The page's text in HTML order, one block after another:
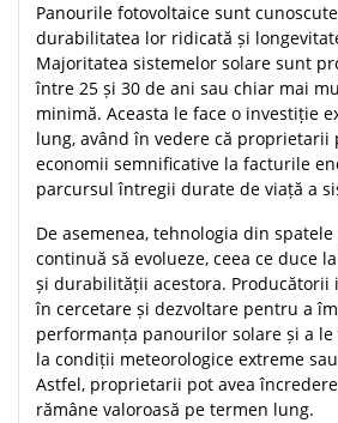
Panourile fotovoltaice sunt
durabilitatea lor ridicată și
Majoritatea sistemelor solare sunt
între 25 și 30 de ani sau chiar mai
minimă. Aceasta le face o investiție
lung, având în vedere că proprietarii
economii semnificative la facturile
parcursul întregii durate de viață a
De asemenea, tehnologia din
continuă să evolueze, ceea ce duce
și durabilității acestora. Producătorii
în cercetare și dezvoltare pentru a
performanța panourilor solare și a
la condiții meteorologice extreme
Astfel, proprietarii pot avea
rămâne valoroasă pe termen lung.